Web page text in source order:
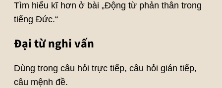
Tìm hiểu kĩ hơn ở bài „Động từ phản thân trong
tiếng Đức.“
Đại từ nghi vấn
Dùng trong câu hỏi trực tiếp, câu hỏi gián tiếp,
câu mệnh đề.